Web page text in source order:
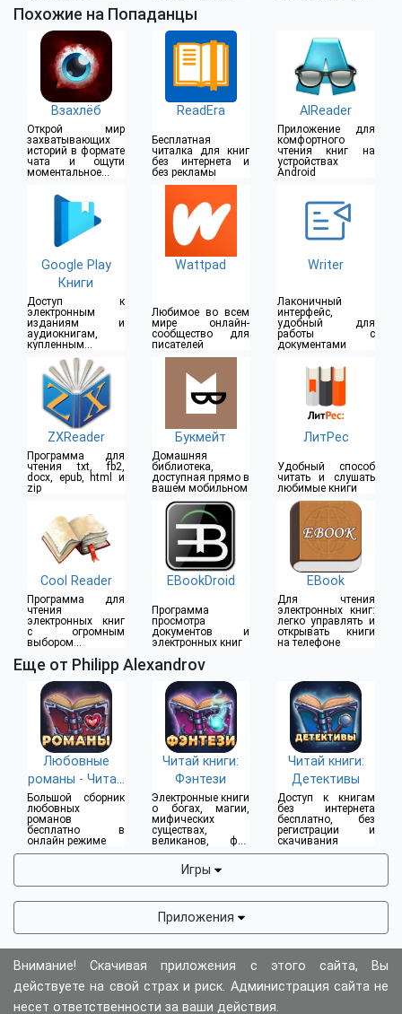
Похожие на Попаданцы
Взахлёб
Открой мир
захватывающих
историй в формате
чата и ощути
моментальное
ReadEra
Бесплатная
читалка для книг
без интернета и
без рекламы
AlReader
Приложение для
комфортного
чтения книг на
устройствах
Android
Google Play
Книги
Доступ к
электронным
изданиям и
аудиокнигам,
купленным в
Google Play
Wattpad
Любимое во всем
мире онлайн-
сообщество для
писателей
Writer
Лаконичный
интерфейс,
удобный для
работы с
документами
ZXReader
Программа для
чтения txt, fb2,
docx, epub, html и
zip
Букмейт
Домашняя
библиотека,
доступная прямо в
вашем мобильном
ЛитРес
Удобный способ
читать и слушать
любимые книги
Cool Reader
Программа для
чтения
электронных книг
с огромным
выбором
EBookDroid
Программа
просмотра
документов и
электронных книг
EBook
Для чтения
электронных книг:
легко управлять и
открывать книги
на телефоне
Еще от Philipp Alexandrov
Любовные
романы - Читай
книги
Большой сборник
любовных
романов
бесплатно в
онлайн режиме
Читай книги:
Фэнтези
Электронные книги
о богах, магии,
мифических
существах,
великанов, фей
читать онлайн или
оффлайн
Читай книги:
Детективы
Доступ к книгам
без интернета
бесплатно, без
регистрации и
скачивания
Игры
Приложения
Внимание! Скачивая приложения с этого сайта, Вы
действуете на свой страх и риск. Администрация сайта не
несет ответственности за ваши действия.